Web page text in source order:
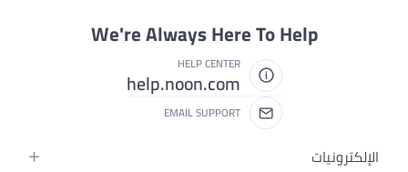
We're Always Here To Help
HELP CENTER
help.noon.com
EMAIL SUPPORT
الإلكترونيات